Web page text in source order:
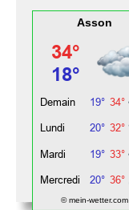
Asson
© mein-wetter.com